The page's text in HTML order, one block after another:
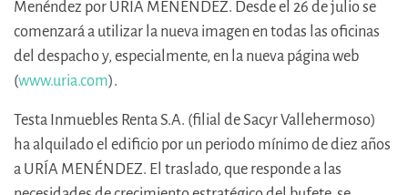
Menéndez por URIA MENÉNDEZ. Desde el 26 de julio se
comenzará a utilizar la nueva imagen en todas las oficinas
del despacho y, especialmente, en la nueva página web
(www.uria.com).
Testa Inmuebles Renta S.A. (filial de Sacyr Vallehermoso)
ha alquilado el edificio por un periodo mínimo de diez años
a URÍA MENÉNDEZ. El traslado, que responde a las